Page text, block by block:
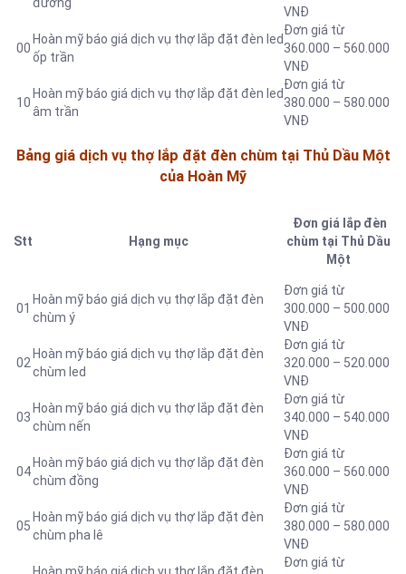
đường
VNĐ
00
Hoàn mỹ báo giá dịch vụ thợ lắp đặt đèn led
ốp trần
Đơn giá từ
360.000 – 560.000
VNĐ
10
Hoàn mỹ báo giá dịch vụ thợ lắp đặt đèn led
âm trần
Đơn giá từ
380.000 – 580.000
VNĐ
Bảng giá dịch vụ thợ lắp đặt đèn chùm tại Thủ Dầu Một
của Hoàn Mỹ
Stt Hạng mục
Đơn giá lắp đèn
chùm tại Thủ Dầu
Một
01
Hoàn mỹ báo giá dịch vụ thợ lắp đặt đèn
chùm ý
Đơn giá từ
300.000 – 500.000
VNĐ
02
Hoàn mỹ báo giá dịch vụ thợ lắp đặt đèn
chùm led
Đơn giá từ
320.000 – 520.000
VNĐ
03
Hoàn mỹ báo giá dịch vụ thợ lắp đặt đèn
chùm nến
Đơn giá từ
340.000 – 540.000
VNĐ
04
Hoàn mỹ báo giá dịch vụ thợ lắp đặt đèn
chùm đồng
Đơn giá từ
360.000 – 560.000
VNĐ
05
Hoàn mỹ báo giá dịch vụ thợ lắp đặt đèn
chùm pha lê
Đơn giá từ
380.000 – 580.000
VNĐ
Đơn giá từ